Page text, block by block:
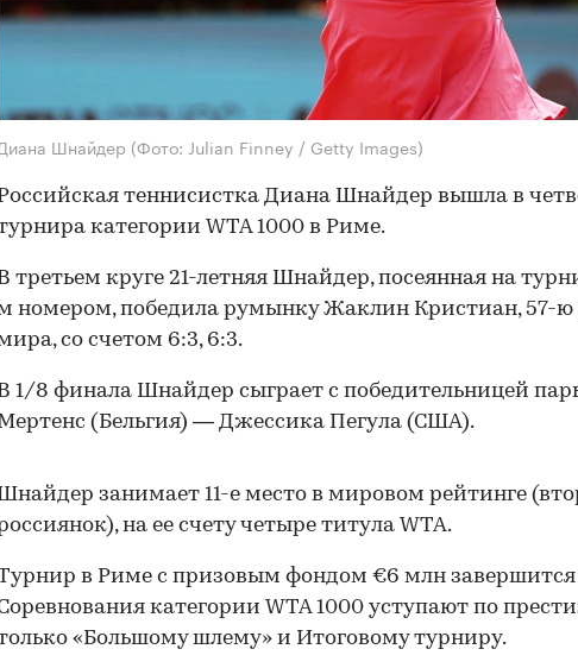
Шнайдер (Фото: Julian Finney / Getty Images)
теннисистка Диана Шнайдер вышла в
категории WTA 1000 в Риме.
третьем круге 21-летняя Шнайдер, посеянная на
номером, победила румынку Жаклин Кристиан, 57-ю
со счетом 6:3, 6:3.
1/8 финала Шнайдер сыграет с победительницей
(Бельгия) — Джессика Пегула (США).
занимает 11-е место в мировом рейтинге
на ее счету четыре титула WTA.
в Риме с призовым фондом €6 млн завершится
категории WTA 1000 уступают по
«Большому шлему» и Итоговому турниру.